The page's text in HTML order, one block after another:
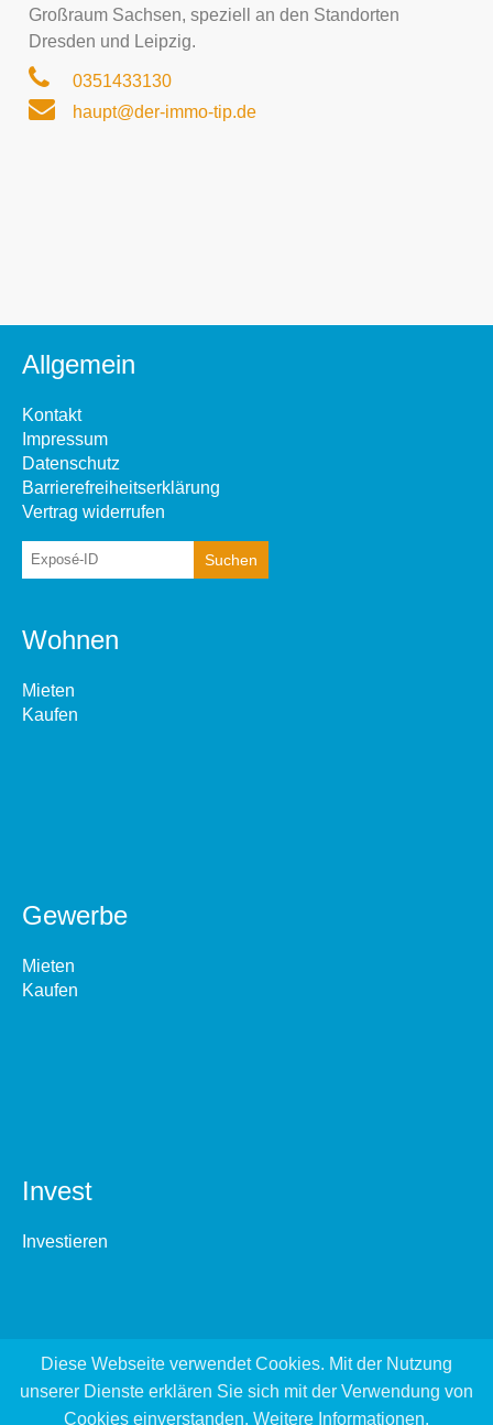
Großraum Sachsen, speziell an den Standorten
Dresden und Leipzig.
0351433130
haupt@der-immo-tip.de
Allgemein
Kontakt
Impressum
Datenschutz
Barrierefreiheitserklärung
Vertrag widerrufen
Wohnen
Mieten
Kaufen
Gewerbe
Mieten
Kaufen
Invest
Investieren
Diese Webseite verwendet Cookies. Mit der Nutzung
unserer Dienste erklären Sie sich mit der Verwendung von
Cookies einverstanden. Weitere Informationen.